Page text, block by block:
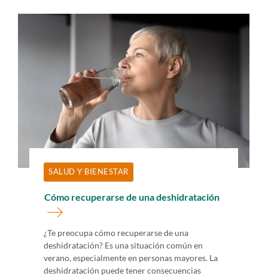
SALUD Y BIENESTAR
Cómo recuperarse de una deshidratación
¿Te preocupa cómo recuperarse de una
deshidratación? Es una situación común en
verano, especialmente en personas mayores. La
deshidratación puede tener consecuencias